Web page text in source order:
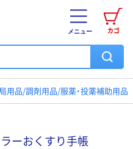
カゴ
メニュー
用品/調剤用品/服薬・投薬補助用品
ラーおくすり手帳